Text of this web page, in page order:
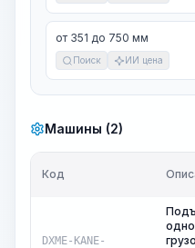
от 351 до 750 мм
Поиск ИИ цена
Машины (2)
Код
DXME-KANE-